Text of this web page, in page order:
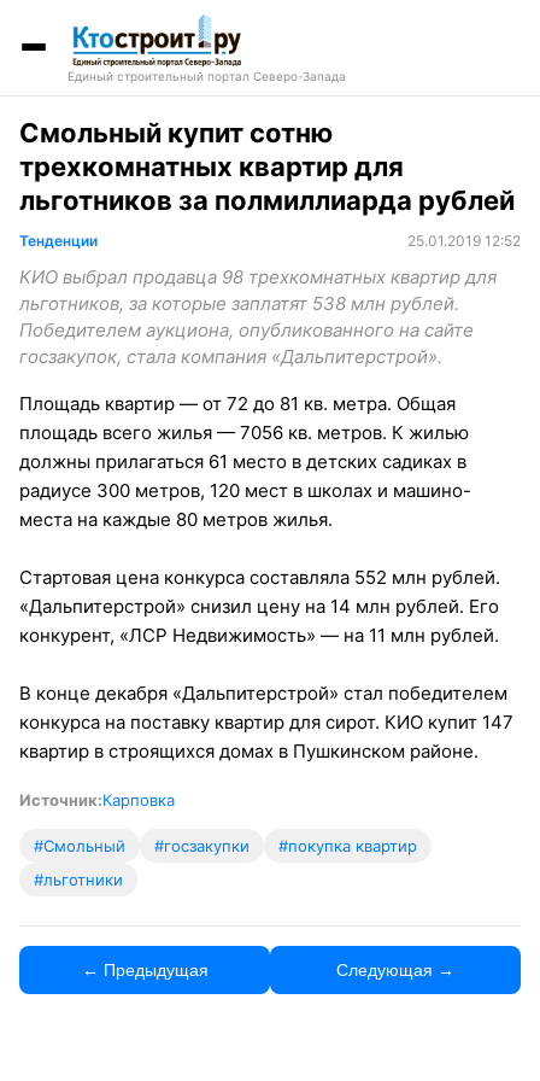
Единый строительный портал Северо-Запада
Смольный купит сотню
трехкомнатных квартир для
льготников за полмиллиарда рублей
Тенденции 25.01.2019 12:52
КИО выбрал продавца 98 трехкомнатных квартир для
льготников, за которые заплатят 538 млн рублей.
Победителем аукциона, опубликованного на сайте
госзакупок, стала компания «Дальпитерстрой».
Площадь квартир — от 72 до 81 кв. метра. Общая
площадь всего жилья — 7056 кв. метров. К жилью
должны прилагаться 61 место в детских садиках в
радиусе 300 метров, 120 мест в школах и машино-
места на каждые 80 метров жилья.
Стартовая цена конкурса составляла 552 млн рублей.
«Дальпитерстрой» снизил цену на 14 млн рублей. Его
конкурент, «ЛСР Недвижимость» — на 11 млн рублей.
В конце декабря «Дальпитерстрой» стал победителем
конкурса на поставку квартир для сирот. КИО купит 147
квартир в строящихся домах в Пушкинском районе.
Источник:Карповка
#Смольный #госзакупки
#покупка квартир
#льготники
← Предыдущая Следующая →